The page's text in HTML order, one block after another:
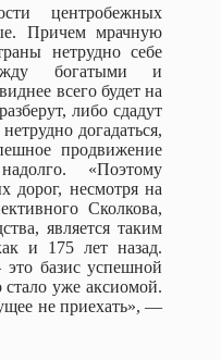
центробежных
Причем мрачную
нетрудно себе
богатыми и
всего будет на
либо сдадут
догадаться,
продвижение
«Поэтому
дорог, несмотря на
Сколкова,
является таким
и 175 лет назад.
базис успешной
уже аксиомой.
не приехать», —